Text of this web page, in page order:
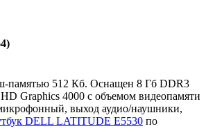
памятью 512 Кб. Оснащен 8 Гб DDR3
Graphics 4000 с объемом видеопамяти
выход аудио/наушники,
DELL LATITUDE E5530 по